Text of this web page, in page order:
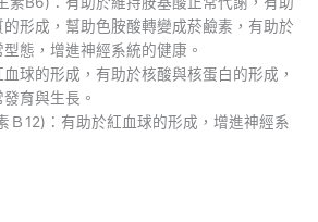
形成，幫助色胺酸轉變成菸鹼素，有助於
態，增進神經系統的健康。
球的形成，有助於核酸與核蛋白的形成，
育與生長。
Ｂ12)：有助於紅血球的形成，增進神經系